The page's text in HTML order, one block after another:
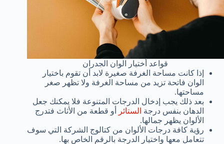
قواعد أختيار الوان الجدران
إذا كانت مساحة الغرفة صغيرة لابد أن تقوم باختيار
الوان فاتحة تزيد من مساحة الغرفة ولا تظهر صغر
مساحتها.
بعد ذلك يجب إدخال الدرجات المتنوعة فلا يمكنك جعل
الدهان بنفس درجة الستائر
أو قطعة من الأثاث فتدرج
الألوان يظهر جمالها.
رؤية كافة درجات الألوان من كتالوج الشركة التي سوف
تتعامل معها واختيار الدرجة بالرقم الخاص بها.